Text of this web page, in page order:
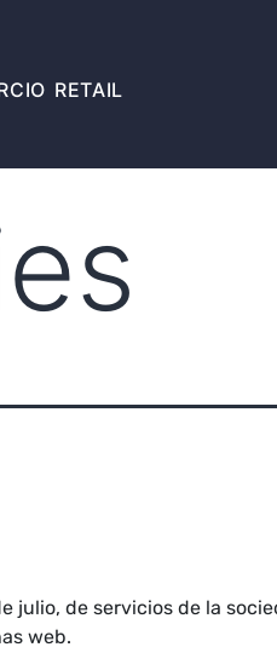
RETAIL
julio, de servicios de la
web.